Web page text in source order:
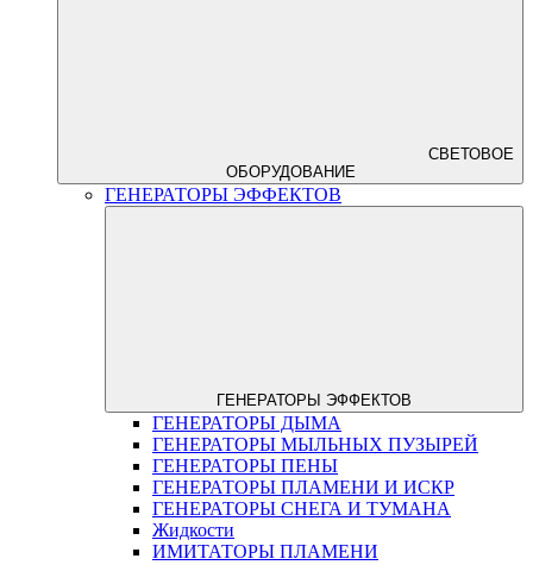
СВЕТОВОЕ
ОБОРУДОВАНИЕ
ГЕНЕРАТОРЫ ЭФФЕКТОВ
ГЕНЕРАТОРЫ ЭФФЕКТОВ
ГЕНЕРАТОРЫ ДЫМА
ГЕНЕРАТОРЫ МЫЛЬНЫХ ПУЗЫРЕЙ
ГЕНЕРАТОРЫ ПЕНЫ
ГЕНЕРАТОРЫ ПЛАМЕНИ И ИСКР
ГЕНЕРАТОРЫ СНЕГА И ТУМАНА
Жидкости
ИМИТАТОРЫ ПЛАМЕНИ